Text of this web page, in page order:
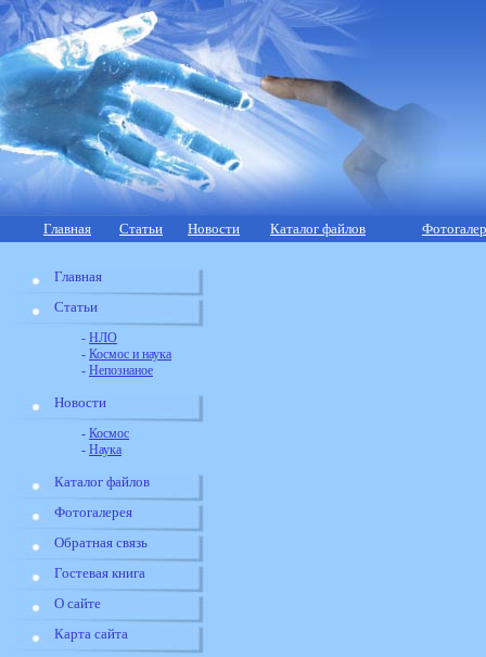
Главная Статьи Новости Каталог файлов
Главная
Статьи
- НЛО
- Космос и наука
- Непознаное
Новости
- Космос
- Наука
Каталог файлов
Фотогалерея
Обратная связь
Гостевая книга
О сайте
Карта сайта